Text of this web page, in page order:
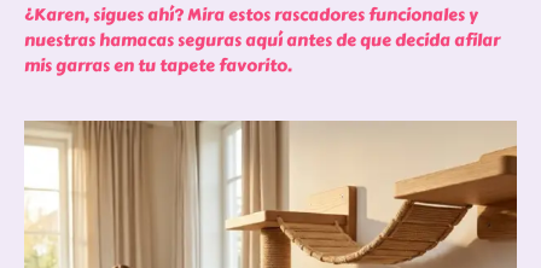
¿Karen, sigues ahí? Mira estos rascadores funcionales y
nuestras hamacas seguras aquí antes de que decida afilar
mis garras en tu tapete favorito.